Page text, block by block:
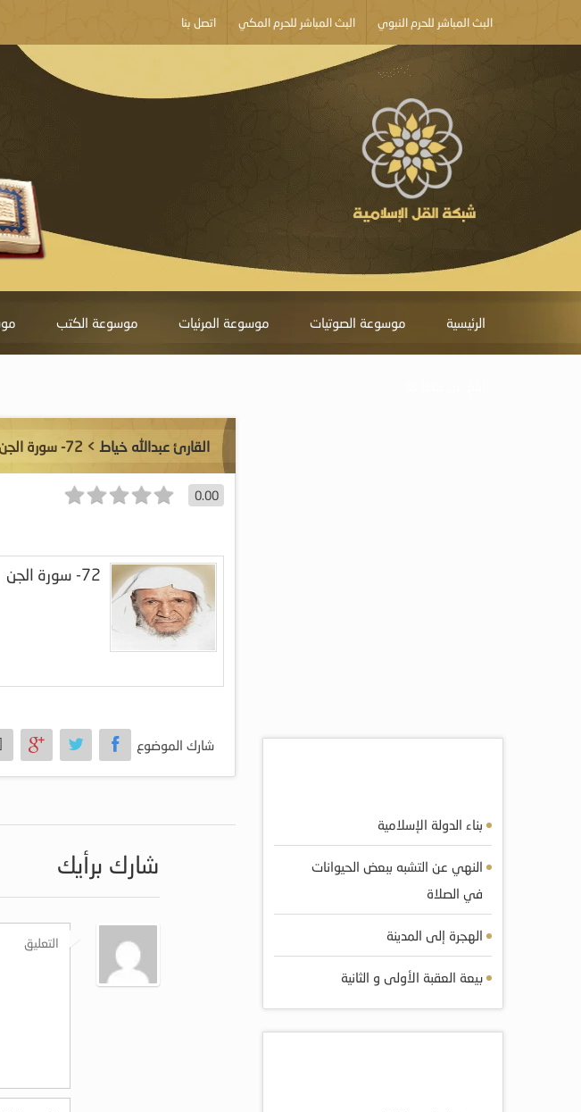
البث المباشر للحرم النبوي البث المباشر للحرم المكي اتصل بنا
الرئيسية موسوعة الصوتيات موسوعة المرئيات موسوعة الكتب
القارئ عبدالله خياط > 72- سورة الجن
0.00
72- سورة الجن
شارك الموضوع
شارك برأيك
بناء الدولة الإسلامية
النهي عن التشبه ببعض الحيوانات
في الصلاة
الهجرة إلى المدينة
بيعة العقبة الأولى و الثانية